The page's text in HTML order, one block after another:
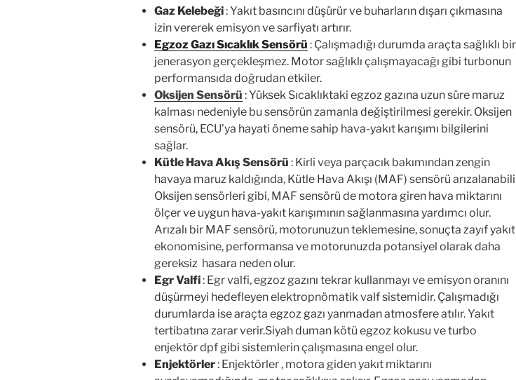
İlk olarak aşağıdaki parçalardan biri veya
birden fazlası sorunluysa gözden geçirin!
Gaz Kelebeği: Yakıt basıncını düşürür ve buharların dışarı çıkmasına
izin vererek emisyon ve sarfiyatı artırır.
Egzoz Gazı Sıcaklık Sensörü: Çalışmadığı durumda araçta sağlıklı bir
jenerasyon gerçekleşmez. Motor sağlıklı çalışmayacağı gibi turbonun
performansıda doğrudan etkiler.
Oksijen Sensörü: Yüksek Sıcaklıktaki egzoz gazına uzun süre maruz
kalması nedeniyle bu sensörün zamanla değiştirilmesi gerekir. Oksijen
sensörü, ECU’ya hayati öneme sahip hava-yakıt karışımı bilgilerini
sağlar.
Kütle Hava Akış Sensörü : Kirli veya parçacık bakımından zengin
havaya maruz kaldığında, Kütle Hava Akışı (MAF) sensörü arızalanabilir.